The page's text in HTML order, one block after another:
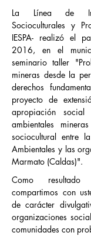
La Línea de
Socioculturales y
IESPA- realizó el
2016, en el
seminario taller
mineras desde la
derechos
proyecto de
apropiación social
ambientales
sociocultural entre
Ambientales y las
Marmato (Caldas)".
Como resultado
compartimos con
de carácter
organizaciones
comunidades con